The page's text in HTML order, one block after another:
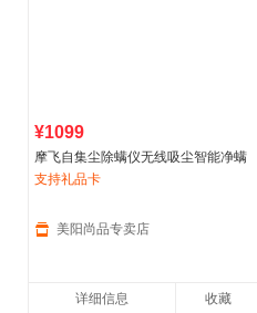
¥1099
摩飞自集尘除螨仪无线吸尘智能净螨
虫大吸力长续航自动充电
支持礼品卡
美阳尚品专卖店
详细信息 收藏